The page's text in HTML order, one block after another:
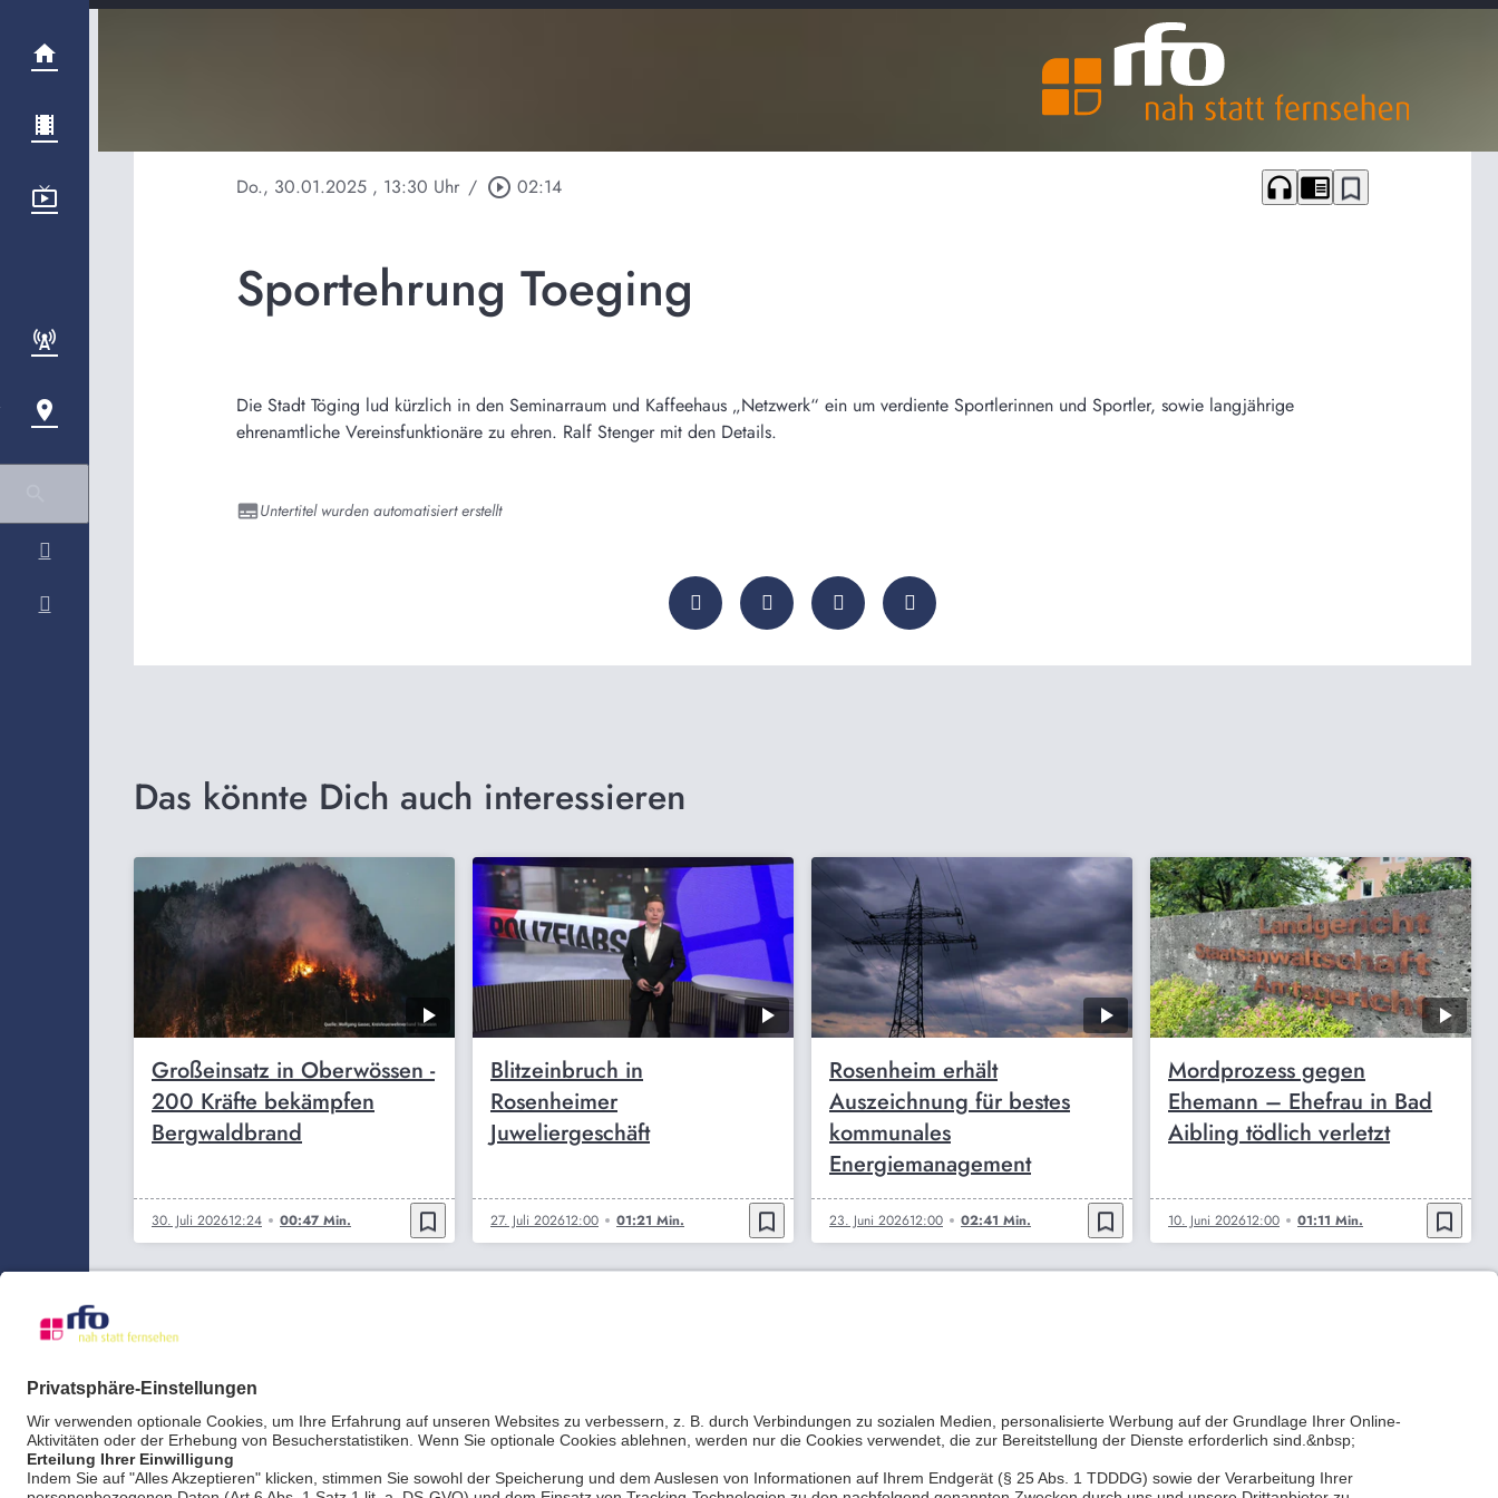
Do., 30.01.2025 , 13:30 Uhr / play_circle_outline 02:14 headphones chrome_reader_mode bookmark_border
Sportehrung Toeging
Die Stadt Töging lud kürzlich in den Seminarraum und Kaffeehaus „Netzwerk“ ein um verdiente Sportlerinnen und Sportler, sowie langjährige
ehrenamtliche Vereinsfunktionäre zu ehren. Ralf Stenger mit den Details.
Untertitel wurden automatisiert erstellt
Das könnte Dich auch interessieren
Großeinsatz in Oberwössen -
200 Kräfte bekämpfen
Bergwaldbrand
30. Juli 202612:24 00:47 Min. bookmark_border
Blitzeinbruch in
Rosenheimer
Juweliergeschäft
27. Juli 202612:00 01:21 Min. bookmark_border
Rosenheim erhält
Auszeichnung für bestes
kommunales
Energiemanagement
23. Juni 202612:00 02:41 Min. bookmark_border
Mordprozess gegen
Ehemann – Ehefrau in Bad
Aibling tödlich verletzt
10. Juni 202612:00 01:11 Min. bookmark_border